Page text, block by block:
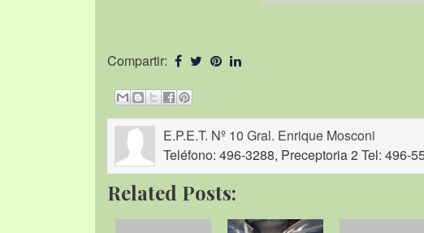
Compartir:
E.P.E.T. Nº 10 Gral. Enrique Mosconi
Teléfono: 496-3288, Preceptoria 2 Tel: 496-
Related Posts: